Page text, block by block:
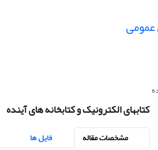
عمومی
کتابهای الکترونیک و کتابخانه های آینده
مشخصات مقاله فایل ها